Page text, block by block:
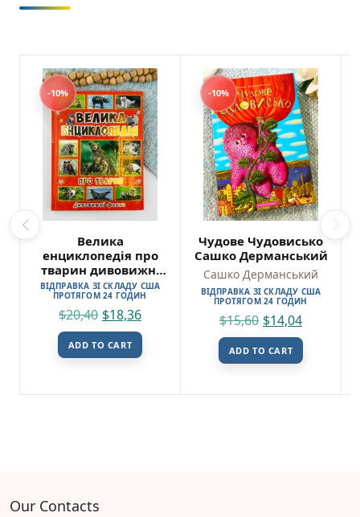
-10%
Велика
енциклопедія про
тварин дивовижні
факти
ВІДПРАВКА ЗІ СКЛАДУ США
ПРОТЯГОМ 24 ГОДИН
$20,40 $18,36
ADD TO CART
-10%
Чудове Чудовисько
Сашко Дерманський
Сашко Дерманський
ВІДПРАВКА ЗІ СКЛАДУ США
ПРОТЯГОМ 24 ГОДИН
$15,60 $14,04
ADD TO CART
Our Contacts